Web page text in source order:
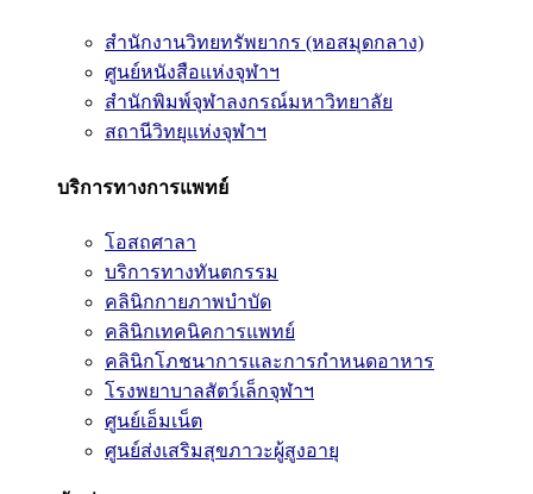
สำนักงานวิทยทรัพยากร (หอสมุดกลาง)
ศูนย์หนังสือแห่งจุฬาฯ
สำนักพิมพ์จุฬาลงกรณ์มหาวิทยาลัย
สถานีวิทยุแห่งจุฬาฯ
บริการทางการแพทย์
โอสถศาลา
บริการทางทันตกรรม
คลินิกกายภาพบำบัด
คลินิกเทคนิคการแพทย์
คลินิกโภชนาการและการกำหนดอาหาร
โรงพยาบาลสัตว์เล็กจุฬาฯ
ศูนย์เอ็มเน็ต
ศูนย์ส่งเสริมสุขภาวะผู้สูงอายุ